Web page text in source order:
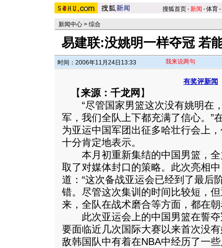
搜狐首页-新闻 -体育-
新闻中心 > 综合
易建联:没姚明一样夺冠 若
时间：2006年11月24日13:33 我来说两句
有奖评新闻
【来源：千龙网 】
“尽管国家男篮这次没有姚明在
军，我们全队上下都充满了信心。”
为亚运中国军团出征多哈壮行会上
十分肯定地表示。
本月初重新集结的中国男篮，全
取了对媒体封口的策略。 此次亮相
道：“这次备战亚运会已经到了最后
错。尽管这次集训的时间比较短，
来，全队在战术磨合等方面，都在
此次亚运会上的中国男篮在誓夺
要面临近几次国际大赛以来首次没
敌韩国队中有着在NBA中经历了一